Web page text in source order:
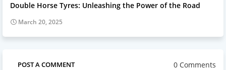
Double Horse Tyres: Unleashing the Power of the Road
March 20, 2025
POST A COMMENT 0 Comments